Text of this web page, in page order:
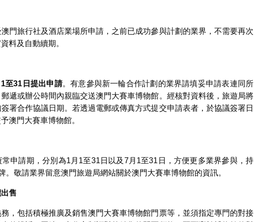
門旅行社及酒店業場所申請，之前已成功參與計劃的業界，不需要再次
料及自動續期。
1至31 日提出申請。有意參與新一輪合作計劃的業界請填妥申請表連同所
遞或辦公時間內親臨交送澳門大賽車博物館。經核對資料後，旅遊局將
署合作協議日期。若透過電郵或傳真方式提交申請表者，於協議簽署日
澳門大賽車博物館。
申請期，分別為1月1至31日以及7月1至31日，方便更多業界參與，持
。敬請業界留意澳門旅遊局網站關於澳門大賽車博物館的資訊。
售
，包括積極推廣及銷售澳門大賽車博物館門票等，並須指定專門的對接